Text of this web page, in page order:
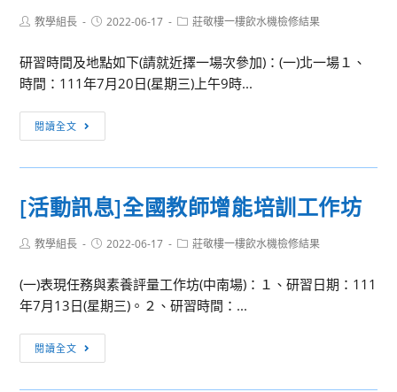
研
習
班
(二)」
及
「第
111
年
閩
語
拼
國
文
教
學
研
討
會
徵
辦
法
Post教學組長
Post2022-06-17
Post莊敬樓一樓飲水機檢修結果
研習時間及地點如下(請就近擇一場次參加)：(一)北一場１、
時間：111年7月20日(星期三)上午9時...
閱讀全文
動
訊
國
法
模
擬
法
[活動訊息]全國教師增能培訓工作坊
Post教學組長
Post2022-06-17
Post莊敬樓一樓飲水機檢修結果
(一)表現任務與素養評量工作坊(中南場)：１、研習日期：111
年7月13日(星期三)。２、研習時間：...
閱讀全文
動
訊